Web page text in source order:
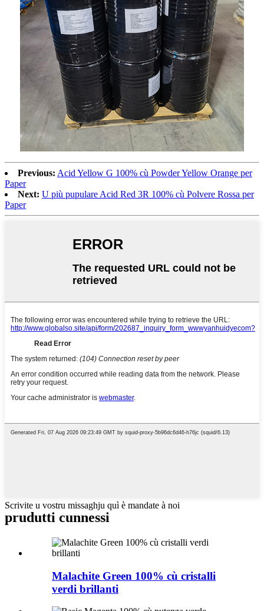
Previous: Acid Yellow G 100% cù Powder Yellow Orange per
Paper
Next: U più pupulare Acid Red 3R 100% cù Polvere Rossa per
Paper
Scrivite u vostru missaghju quì è mandate à noi
prudutti cunnessi
Malachite Green 100% cù cristalli
verdi brillanti